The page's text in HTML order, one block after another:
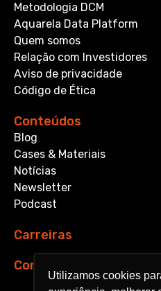
Utilizamos cookies
Utilizamos cookies
Metodologia DCM
Aquarela Data Platform
Quem somos
Relação com Investidores
Aviso de privacidade
Código de Ética
Conteúdos
Blog
Cases & Materiais
Notícias
Newsletter
Podcast
Carreiras
Contato